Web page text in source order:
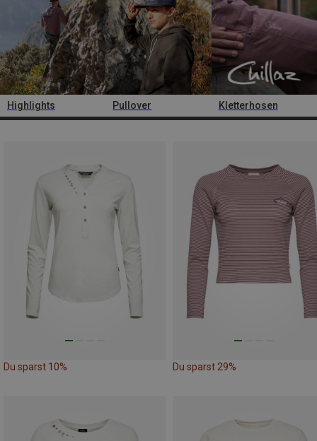
Highlights Pullover Kletterhosen
Du sparst 10% Du sparst 29%